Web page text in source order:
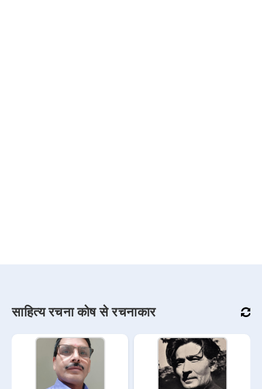
साहित्य रचना कोष से रचनाकार